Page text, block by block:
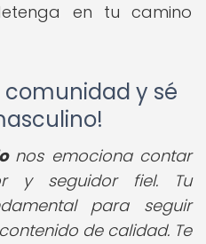
en tu camino
comunidad y sé
nos emociona contar
y seguidor fiel. Tu
para seguir
de calidad. Te